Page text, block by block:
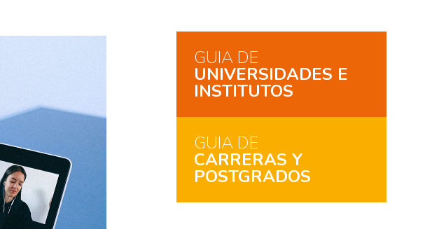
GUIA DE
UNIVERSIDADES E
INSTITUTOS
GUIA DE
CARRERAS Y
POSTGRADOS